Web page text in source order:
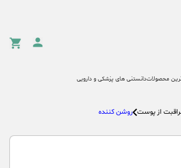
محصولاتدانستنی های پزشکی و دارویی
از پوست روشن کننده